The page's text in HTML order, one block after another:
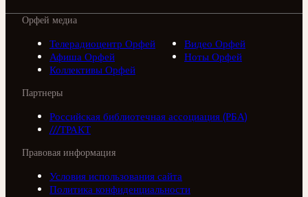
Орфей медиа
Телерадиоцентр Орфей
Видео Орфей
Афиша Орфей
Ноты Орфей
Коллективы Орфей
Партнеры
Российская библиотечная ассоциация (РБА)
///ТРАКТ
Правовая информация
Условия использования сайта
Политика конфиденциальности